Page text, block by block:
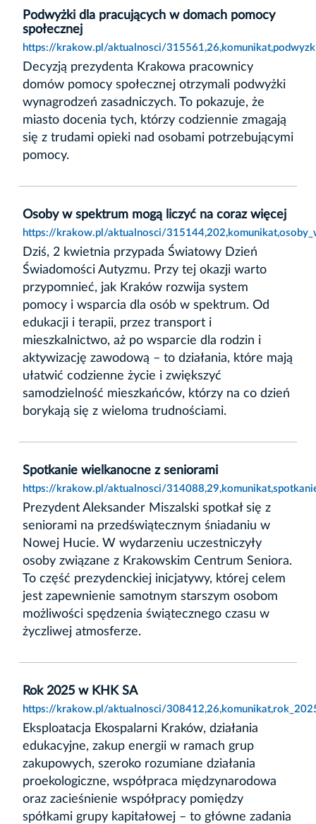
Podwyżki dla pracujących w domach pomocy
społecznej
https://krakow.pl/aktualnosci/
Decyzją prezydenta Krakowa pracownicy
domów pomocy społecznej otrzymali podwyżki
wynagrodzeń zasadniczych. To pokazuje, że
miasto docenia tych, którzy codziennie zmagają
się z trudami opieki nad osobami potrzebującymi
pomocy.
Osoby w spektrum mogą liczyć na coraz więcej
https://krakow.pl/aktualnosci/
Dziś, 2 kwietnia przypada Światowy Dzień
Świadomości Autyzmu. Przy tej okazji warto
przypomnieć, jak Kraków rozwija system
pomocy i wsparcia dla osób w spektrum. Od
edukacji i terapii, przez transport i
mieszkalnictwo, aż po wsparcie dla rodzin i
aktywizację zawodową – to działania, które mają
ułatwić codzienne życie i zwiększyć
samodzielność mieszkańców, którzy na co dzień
borykają się z wieloma trudnościami.
Spotkanie wielkanocne z seniorami
https://krakow.pl/aktualnosci/
Prezydent Aleksander Miszalski spotkał się z
seniorami na przedświątecznym śniadaniu w
Nowej Hucie. W wydarzeniu uczestniczyły
osoby związane z Krakowskim Centrum Seniora.
To część prezydenckiej inicjatywy, której celem
jest zapewnienie samotnym starszym osobom
możliwości spędzenia świątecznego czasu w
życzliwej atmosferze.
Rok 2025 w KHK SA
https://krakow.pl/aktualnosci/
Eksploatacja Ekospalarni Kraków, działania
edukacyjne, zakup energii w ramach grup
zakupowych, szeroko rozumiane działania
proekologiczne, współpraca międzynarodowa
oraz zacieśnienie współpracy pomiędzy
spółkami grupy kapitałowej – to główne zadania